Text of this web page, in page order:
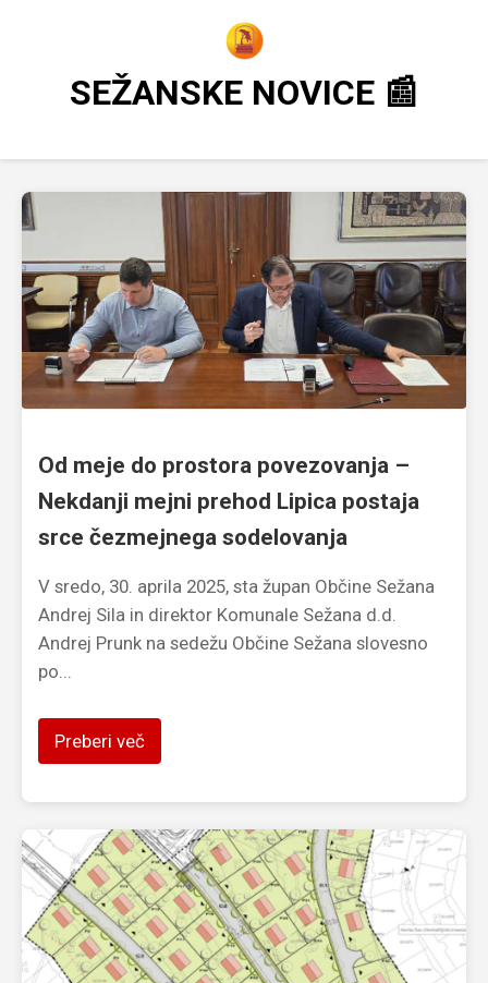
SEŽANSKE NOVICE 📰
Od meje do prostora povezovanja –
Nekdanji mejni prehod Lipica postaja
srce čezmejnega sodelovanja
V sredo, 30. aprila 2025, sta župan Občine Sežana
Andrej Sila in direktor Komunale Sežana d.d.
Andrej Prunk na sedežu Občine Sežana slovesno
po...
Preberi več